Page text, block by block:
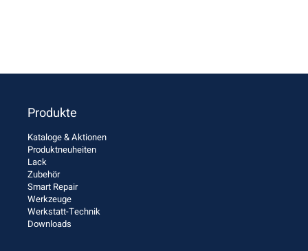
Produkte
Kataloge & Aktionen
Produktneuheiten
Lack
Zubehör
Smart Repair
Werkzeuge
Werkstatt-Technik
Downloads